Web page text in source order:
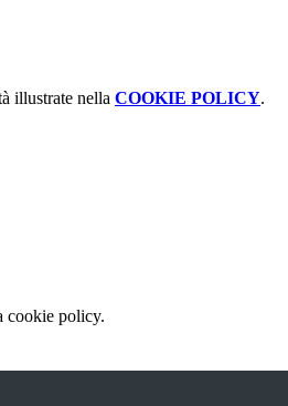
illustrate nella COOKIE POLICY.
cookie policy.